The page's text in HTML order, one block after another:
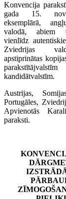
Konvencija
gada 15.
eksemplārā,
valodā, abiem
vienlīdz
Zviedrijas
apstiprinātas
kandidātvalstīm.
Austrijas,
Portugāles,
Apvienotās
paraksti.